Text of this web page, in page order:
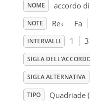
NOME accordo
NOTE Re♭ Fa
INTERVALLI 1 3
SIGLA
SIGLA ALTERNATIVA
TIPO Quadriade